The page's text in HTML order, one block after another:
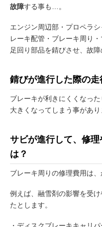
故障する事も…。
エンジン周辺部・プロペラ
レーキ配管・ブレーキ周り
足回り部品を錆びさせ、故
錆びが進行した際の走
ブレーキが利きにくくなっ
大きくなってしまう事があり
サビが進行して、修
は？
ブレーキ周りの修理費用は
例えば、融雪剤の影響を受
たとします。